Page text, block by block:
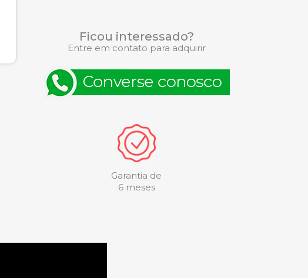
Ficou interessado?
Entre em contato para adquirir
Garantia de
6 meses